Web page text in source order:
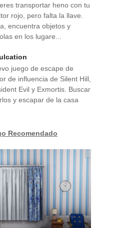
transportar heno con tu
rojo, pero falta la llave.
encuentra objetos y
en los lugare...
juego de escape de
de influencia de Silent Hill,
Evil y Exmortis. Buscar
y escapar de la casa
Recomendado